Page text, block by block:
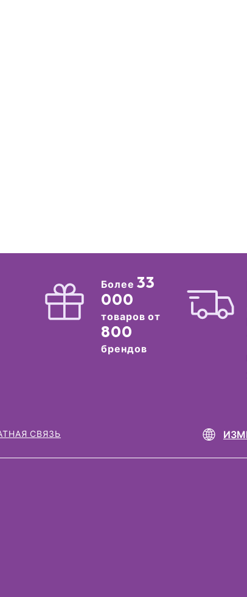
Более 33
000
товаров от
800
брендов
СВЯЗЬ